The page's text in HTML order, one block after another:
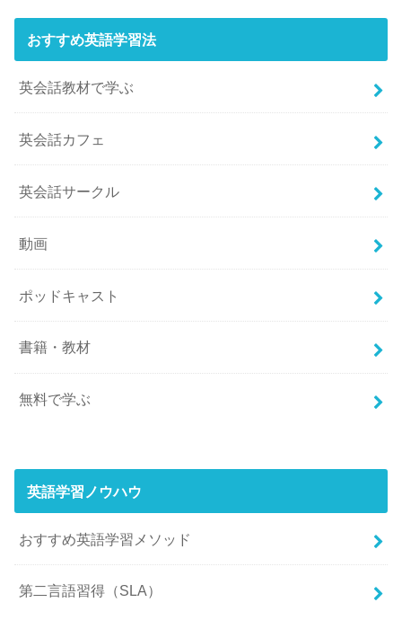
おすすめ英語学習法
英会話教材で学ぶ
英会話カフェ
英会話サークル
動画
ポッドキャスト
書籍・教材
無料で学ぶ
英語学習ノウハウ
おすすめ英語学習メソッド
第二言語習得（SLA）